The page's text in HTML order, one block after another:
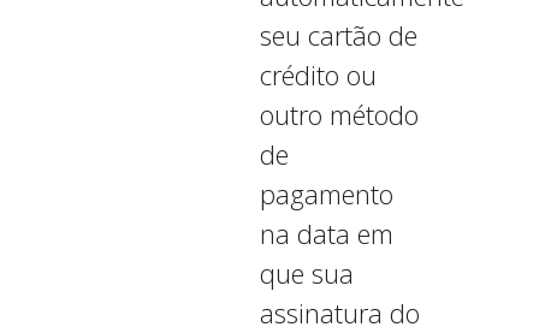
seu cartão de
crédito ou
outro método
de
pagamento
na data em
que sua
assinatura do